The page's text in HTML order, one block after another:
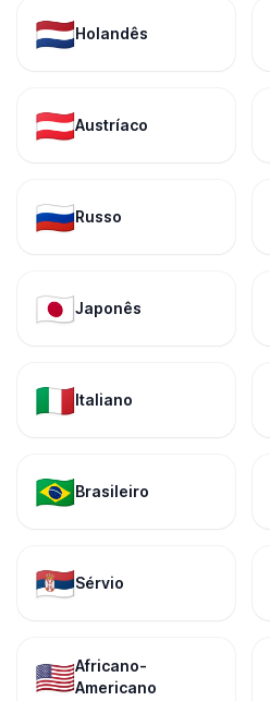
🇳🇱Holandês
🇦🇹Austríaco
🇷🇺Russo
🇯🇵Japonês
🇮🇹Italiano
🇧🇷Brasileiro
🇷🇸Sérvio
🇺🇸Africano-
Americano